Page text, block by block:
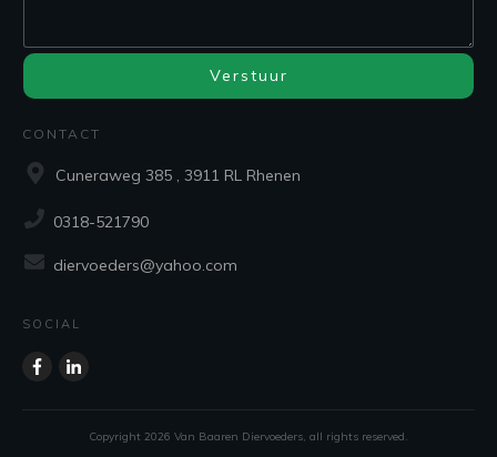
Verstuur
CONTACT
Cuneraweg 385 , 3911 RL Rhenen
0318-521790
diervoeders@yahoo.com
SOCIAL
Copyright 2026 Van Baaren Diervoeders, all rights reserved.